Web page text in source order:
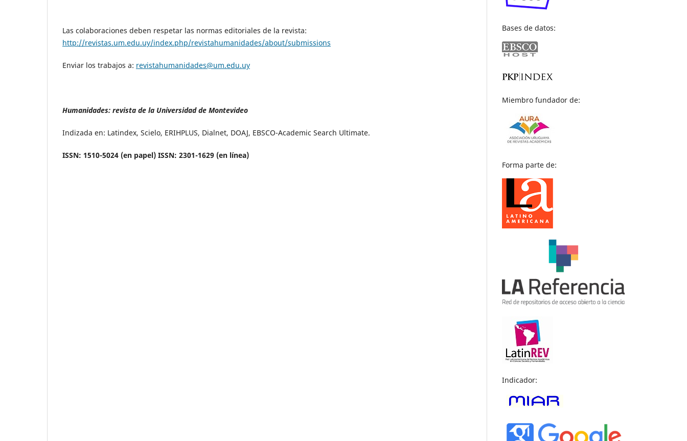
Las colaboraciones deben respetar las normas editoriales de la revista:
http://revistas.um.edu.uy/index.php/revistahumanidades/about/submissions
Enviar los trabajos a: revistahumanidades@um.edu.uy
Humanidades: revista de la Universidad de Montevideo
Indizada en: Latindex, Scielo, ERIHPLUS, Dialnet, DOAJ, EBSCO-Academic Search Ultimate.
ISSN: 1510-5024 (en papel) ISSN: 2301-1629 (en línea)
Bases de datos:
Miembro fundador de:
Forma parte de:
Indicador: